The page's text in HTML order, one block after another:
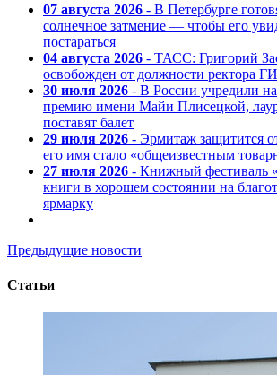
07 августа 2026 - В Петербурге
солнечное затмение — чтобы его
постараться
04 августа 2026 - ТАСС: Григорий
освобожден от должности ректора
30 июля 2026 - В России учредили
премию имени Майи Плисецкой,
поставят балет
29 июля 2026 - Эрмитаж защитится
его имя стало «общеизвестным
27 июля 2026 - Книжный фестиваль
книги в хорошем состоянии на
ярмарку
Предыдущие новости
Статьи